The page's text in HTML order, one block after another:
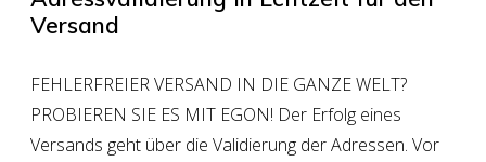
Versand
FEHLERFREIER VERSAND IN DIE GANZE WELT?
PROBIEREN SIE ES MIT EGON! Der Erfolg eines
Versands geht über die Validierung der Adressen. Vor